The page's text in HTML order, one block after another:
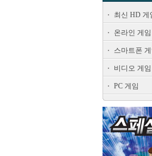
최신 HD 게
온라인 게임
스마트폰 게
비디오 게임
PC 게임